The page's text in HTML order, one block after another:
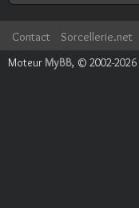
Contact Sorcellerie.net
Moteur MyBB, © 2002-2026